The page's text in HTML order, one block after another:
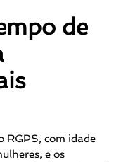
de
RGPS, com idade
e os